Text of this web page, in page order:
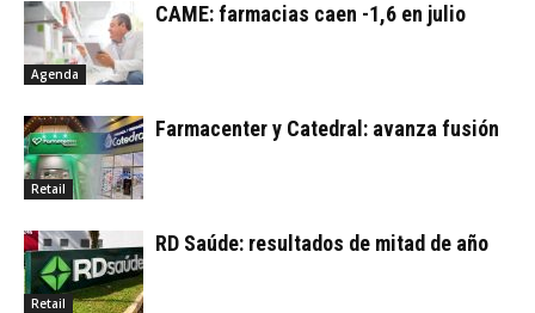
Agenda
CAME: farmacias caen -1,6 en julio
Retail
Farmacenter y Catedral: avanza fusión
Retail
RD Saúde: resultados de mitad de año